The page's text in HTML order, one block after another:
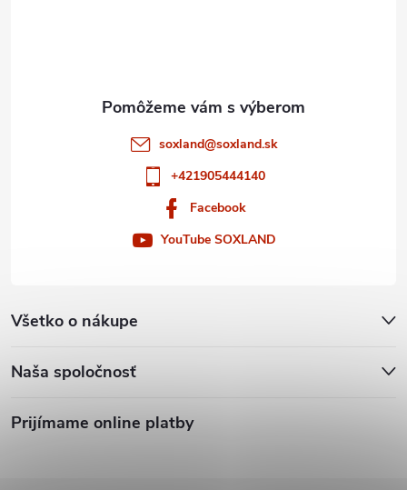
soxland@soxland.sk
+421905444140
Facebook
YouTube SOXLAND
Všetko o nákupe
Naša spoločnosť
Prijímame online platby